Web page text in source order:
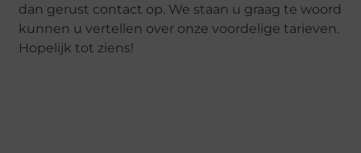
dan gerust contact op. We staan u graag te woord
kunnen u vertellen over onze voordelige tarieven.
Hopelijk tot ziens!